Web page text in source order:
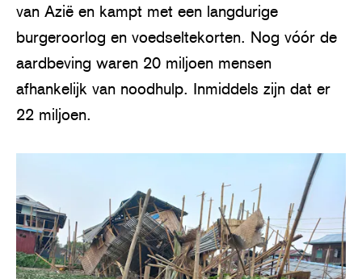
van Azië en kampt met een langdurige
burgeroorlog en voedseltekorten. Nog vóór de
aardbeving waren 20 miljoen mensen
afhankelijk van noodhulp. Inmiddels zijn dat er
22 miljoen.